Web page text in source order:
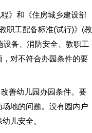
》和《住房城乡建设部
职工配备标准(试行)》(教
备、消防安全、教职工
对不符合办园条件的要
善幼儿园办园条件。要
地的问题。没有园内户
儿安全。